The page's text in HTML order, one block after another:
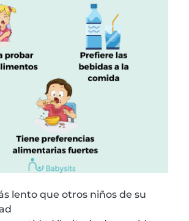
lento que otros niños de su